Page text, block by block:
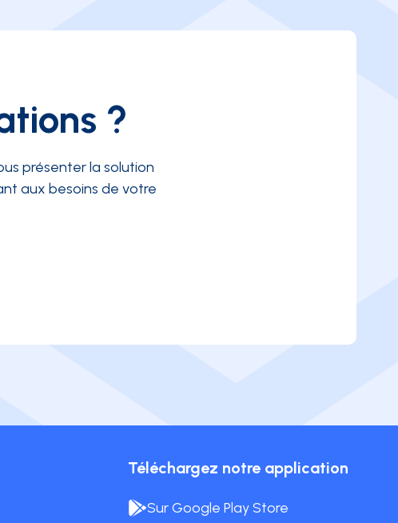
?
présenter la solution
aux besoins de votre
Téléchargez notre application
Sur Google Play Store